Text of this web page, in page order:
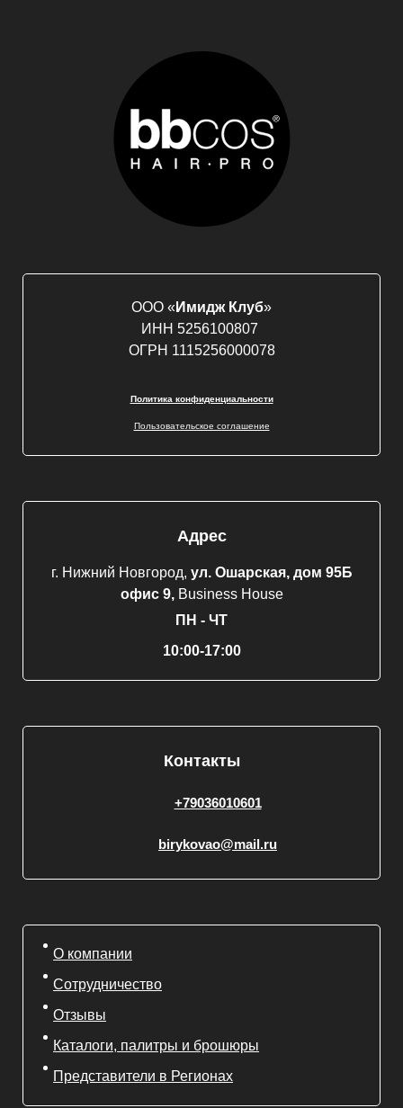
ООО « Имидж Клуб»
ИНН 5256100807
ОГРН 1115256000078
Политика конфиденциальности
Пользовательское соглашение
Адрес
г. Нижний Новгород, ул. Ошарская, дом 95Б
офис 9,Business House
ПН - ЧТ
10:00-17:00
Контакты
+79036010601
birykovao@mail.ru
О компании
Сотрудничество
Отзывы
Каталоги, палитры и брошюры
Представители в Регионах